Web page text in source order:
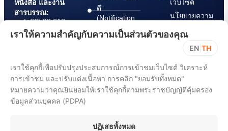
หนังสือ และงาน
สารบรรณ:
(+66) 02 612
6000
saraban@dga.or.th
Center:
(+66) 02 612
ดี”
(Notification
บริการ
(Document
Wallet)
เว็บไซต์
นโยบายความ
ปลอดภัย
สารสนเทศ
ChangeLog
เราให้ความสำคัญกับความเป็นส่วนตัวของคุณ
EN TH
เราใช้คุกกี้เพื่อปรับปรุงประสบการณ์การเข้าชมเว็บไซต์ วิเคราะห์
การเข้าชม และปรับแต่งเนื้อหา การคลิก "ยอมรับทั้งหมด"
หมายความว่าคุณยินยอมให้เราใช้คุกกี้ตามพระราชบัญญัติคุ้มครอง
ข้อมูลส่วนบุคคล (PDPA)
ปฏิเสธทั้งหมด